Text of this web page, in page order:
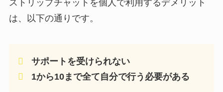
ストリップチャットを個人で利用するデメリット
は、以下の通りです。
サポートを受けられない
1から10まで全て自分で行う必要がある